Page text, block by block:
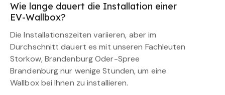
Wie lange dauert die Installation einer
EV-Wallbox?
Die Installationszeiten variieren, aber im
Durchschnitt dauert es mit unseren Fachleuten
Storkow, Brandenburg Oder-Spree
Brandenburg nur wenige Stunden, um eine
Wallbox bei Ihnen zu installieren.